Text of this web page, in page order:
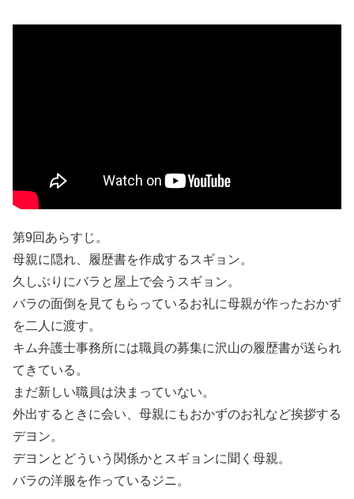
第9回あらすじ。
母親に隠れ、履歴書を作成するスギョン。
久しぶりにバラと屋上で会うスギョン。
バラの面倒を見てもらっているお礼に母親が作ったおかず
を二人に渡す。
キム弁護士事務所には職員の募集に沢山の履歴書が送られ
てきている。
まだ新しい職員は決まっていない。
外出するときに会い、母親にもおかずのお礼など挨拶する
デヨン。
デヨンとどういう関係かとスギョンに聞く母親。
バラの洋服を作っているジニ。